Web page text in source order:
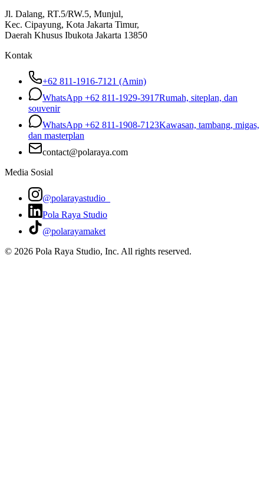
Jl. Dalang, RT.5/RW.5, Munjul,
Kec. Cipayung, Kota Jakarta Timur,
Daerah Khusus Ibukota Jakarta 13850
Kontak
+62 811-1916-7121 (Amin)
WhatsApp +62 811-1929-3917Rumah, siteplan, dan
souvenir
WhatsApp +62 811-1908-7123Kawasan, tambang, migas,
dan masterplan
contact@polaraya.com
Media Sosial
@polarayastudio_
Pola Raya Studio
@polarayamaket
© 2026 Pola Raya Studio, Inc. All rights reserved.